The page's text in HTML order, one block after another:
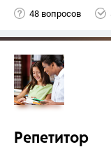
48 вопросов
Репетитор